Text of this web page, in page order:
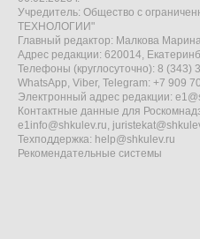
Учредитель: Общество с
ТЕХНОЛОГИИ"
Главный редактор: Малкова
Адрес редакции: 620014,
Телефоны (круглосуточно): 8 (343)
WhatsApp, Viber, Telegram: +7 909
Электронный адрес редакции:
Контактные данные для
e1info@shkulev.ru,
Техподдержка: help@shkulev.ru
Рекомендательные системы